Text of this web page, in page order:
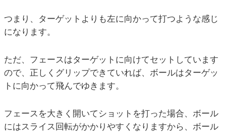
つまり、ターゲットよりも左に向かって打つような感じ
になります。
ただ、フェースはターゲットに向けてセットしています
ので、正しくグリップできていれば、ボールはターゲッ
トに向かって飛んでゆきます。
フェースを大きく開いてショットを打った場合、ボール
にはスライス回転がかかりやすくなりますから、ボール